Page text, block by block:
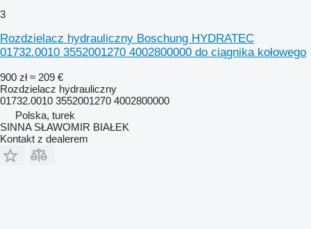
3
Rozdzielacz hydrauliczny Boschung HYDRATEC
01732.0010 3552001270 4002800000 do ciągnika kołowego
900 zł ≈ 209 €
Rozdzielacz hydrauliczny
01732.0010 3552001270 4002800000
Polska, turek
SINNA SŁAWOMIR BIAŁEK
Kontakt z dealerem